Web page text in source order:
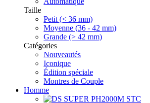
Taille
Petit (< 36 mm)
Moyenne (36 - 42 mm)
Grande (> 42 mm)
Catégories
Nouveautés
Iconique
Édition spéciale
Montres de Couple
Homme